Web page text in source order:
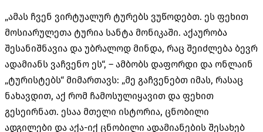
„ამას ჩვენ ვირტუალურ ტურებს ვუწოდებთ. ეს ფეხით
მოსიარულეთა ტურია სანტა მონიკაში. აქაურობა
შესანიშნავია და უბრალოდ მინდა, რაც შეიძლება ბევრ
ადამიანს ვაჩვენო ეს“, – ამბობს დაფორდი და ონლაინ
„ტურისტებს“ მიმართავს: „მე გაჩვენებთ იმას, რასაც
ნახავდით, აქ რომ ჩამოსულიყავით და ფეხით
გესეირნათ. ესაა მთელი ისტორია, ცნობილი
ადგილები და აქა-იქ ცნობილი ადამიანების შესახებ